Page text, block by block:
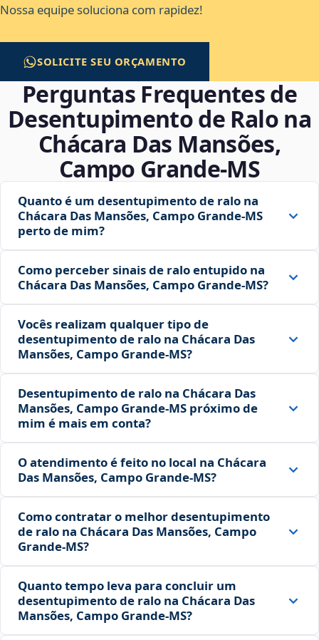
Nossa equipe soluciona com rapidez!
SOLICITE SEU ORÇAMENTO
Perguntas Frequentes de
Desentupimento de Ralo na
Chácara Das Mansões,
Campo Grande‑MS
Quanto é um desentupimento de ralo na
Chácara Das Mansões, Campo Grande‑MS
perto de mim?
Como perceber sinais de ralo entupido na
Chácara Das Mansões, Campo Grande‑MS?
Vocês realizam qualquer tipo de
desentupimento de ralo na Chácara Das
Mansões, Campo Grande‑MS?
Desentupimento de ralo na Chácara Das
Mansões, Campo Grande‑MS próximo de
mim é mais em conta?
O atendimento é feito no local na Chácara
Das Mansões, Campo Grande‑MS?
Como contratar o melhor desentupimento
de ralo na Chácara Das Mansões, Campo
Grande‑MS?
Quanto tempo leva para concluir um
desentupimento de ralo na Chácara Das
Mansões, Campo Grande‑MS?